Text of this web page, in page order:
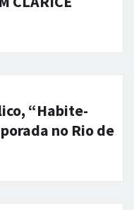
“Habite-
no Rio de